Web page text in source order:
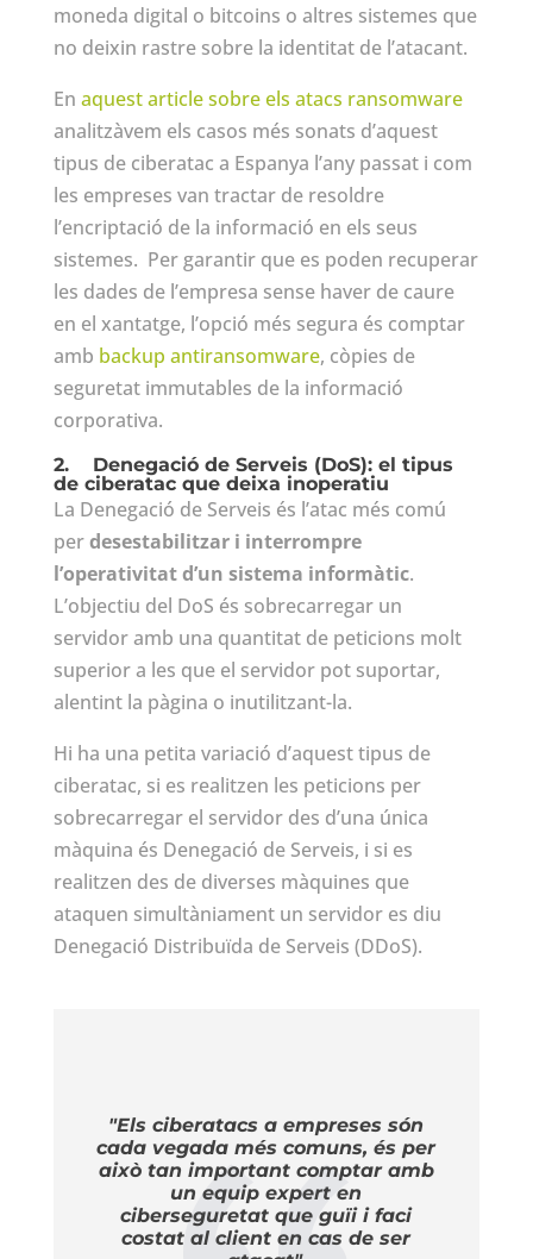
moneda digital o bitcoins o altres sistemes que
no deixin rastre sobre la identitat de l’atacant.
En aquest article sobre els atacs ransomware
analitzàvem els casos més sonats d’aquest
tipus de ciberatac a Espanya l’any passat i com
les empreses van tractar de resoldre
l’encriptació de la informació en els seus
sistemes. Per garantir que es poden recuperar
les dades de l’empresa sense haver de caure
en el xantatge, l’opció més segura és comptar
amb backup antiransomware, còpies de
seguretat immutables de la informació
corporativa.
2. Denegació de Serveis (DoS): el tipus
de ciberatac que deixa inoperatiu
La Denegació de Serveis és l’atac més comú
perdesestabilitzar i interrompre
l’operativitat d’un sistema informàtic.
L’objectiu del DoS és sobrecarregar un
servidor amb una quantitat de peticions molt
superior a les que el servidor pot suportar,
alentint la pàgina o inutilitzant-la.
Hi ha una petita variació d’aquest tipus de
ciberatac, si es realitzen les peticions per
sobrecarregar el servidor des d’una única
màquina és Denegació de Serveis, i si es
realitzen des de diverses màquines que
ataquen simultàniament un servidor es diu
Denegació Distribuïda de Serveis (DDoS).
"Els ciberatacs a empreses són
cada vegada més comuns, és per
això tan important comptar amb
un equip expert en
ciberseguretat que guïi i faci
costat al client en cas de ser